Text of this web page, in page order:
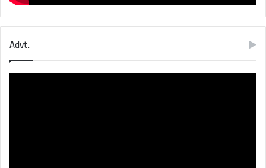
Advt.